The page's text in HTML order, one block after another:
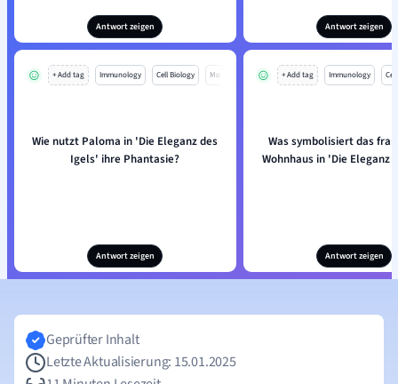
Antwort zeigen Antwort zeigen
+ Add tag Immunology Cell Biology Mo
Wie nutzt Paloma in 'Die Eleganz des
Igels' ihre Phantasie?
Antwort zeigen
+ Add tag Immunology
Was symbolisiert das
Wohnhaus in 'Die Eleganz
Antwort zeigen
Geprüfter Inhalt
Letzte Aktualisierung: 15.01.2025